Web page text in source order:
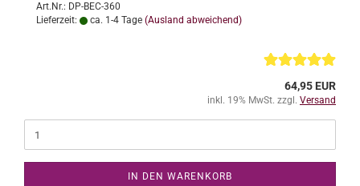
Art.Nr.: DP-BEC-360
Lieferzeit:
ca. 1-4 Tage (Ausland abweichend)
64,95 EUR
inkl. 19% MwSt. zzgl. Versand
IN DEN WARENKORB